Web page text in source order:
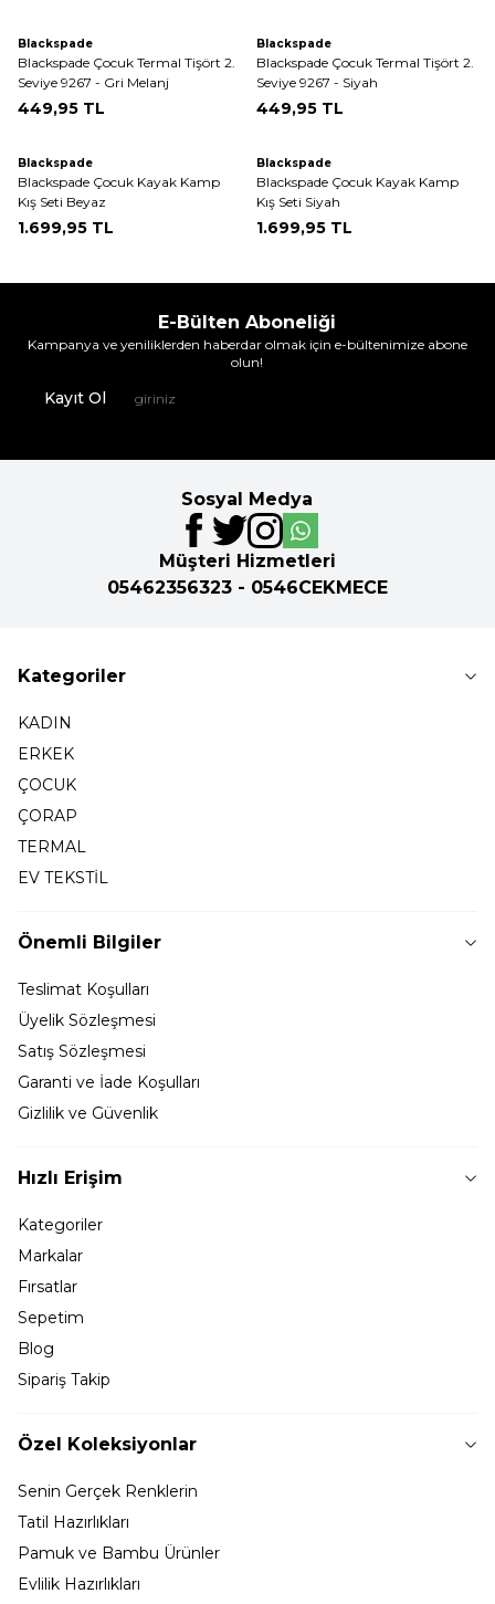
Blackspade
Blackspade Çocuk Termal Tişört 2.
Seviye 9267 - Gri Melanj
449,95 TL
Blackspade
Blackspade Çocuk Termal Tişört 2.
Seviye 9267 - Siyah
449,95 TL
Blackspade
Blackspade Çocuk Kayak Kamp
Kış Seti Beyaz
1.699,95 TL
Blackspade
Blackspade Çocuk Kayak Kamp
Kış Seti Siyah
1.699,95 TL
E-Bülten Aboneliği
Kampanya ve yeniliklerden haberdar olmak için e-bültenimize abone
olun!
Kayıt Ol
Sosyal Medya
Müşteri Hizmetleri
05462356323 - 0546CEKMECE
Kategoriler
KADIN
ERKEK
ÇOCUK
ÇORAP
TERMAL
EV TEKSTİL
Önemli Bilgiler
Teslimat Koşulları
Üyelik Sözleşmesi
Satış Sözleşmesi
Garanti ve İade Koşulları
Gizlilik ve Güvenlik
Hızlı Erişim
Kategoriler
Markalar
Fırsatlar
Sepetim
Blog
Sipariş Takip
Özel Koleksiyonlar
Senin Gerçek Renklerin
Tatil Hazırlıkları
Pamuk ve Bambu Ürünler
Evlilik Hazırlıkları